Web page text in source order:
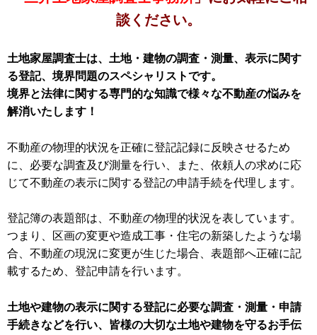
談ください。
土地家屋調査士は、土地・建物の調査・測量、表示に関す
る登記、境界問題のスペシャリストです。
境界と法律に関する専門的な知識で様々な不動産の悩みを
解消いたします！
不動産の物理的状況を正確に登記記録に反映させるため
に、必要な調査及び測量を行い、また、依頼人の求めに応
じて不動産の表示に関する登記の申請手続を代理します。
登記簿の表題部は、不動産の物理的状況を表しています。
つまり、区画の変更や造成工事・住宅の新築したような場
合、不動産の現況に変更が生じた場合、表題部へ正確に記
載するため、登記申請を行います。
土地や建物の表示に関する登記に必要な調査・測量・申請
手続きなどを行い、皆様の大切な土地や建物を守るお手伝